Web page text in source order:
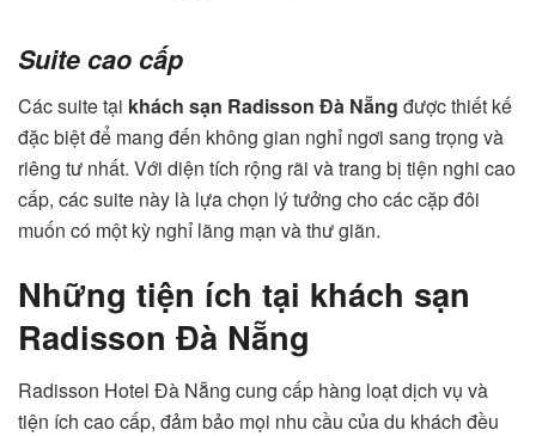
Suite cao cấp
Các suite tại khách sạn Radisson Đà Nẵng được thiết kế
đặc biệt để mang đến không gian nghỉ ngơi sang trọng và
riêng tư nhất. Với diện tích rộng rãi và trang bị tiện nghi cao
cấp, các suite này là lựa chọn lý tưởng cho các cặp đôi
muốn có một kỳ nghỉ lãng mạn và thư giãn.
Những tiện ích tại khách sạn
Radisson Đà Nẵng
Radisson Hotel Đà Nẵng cung cấp hàng loạt dịch vụ và
tiện ích cao cấp, đảm bảo mọi nhu cầu của du khách đều